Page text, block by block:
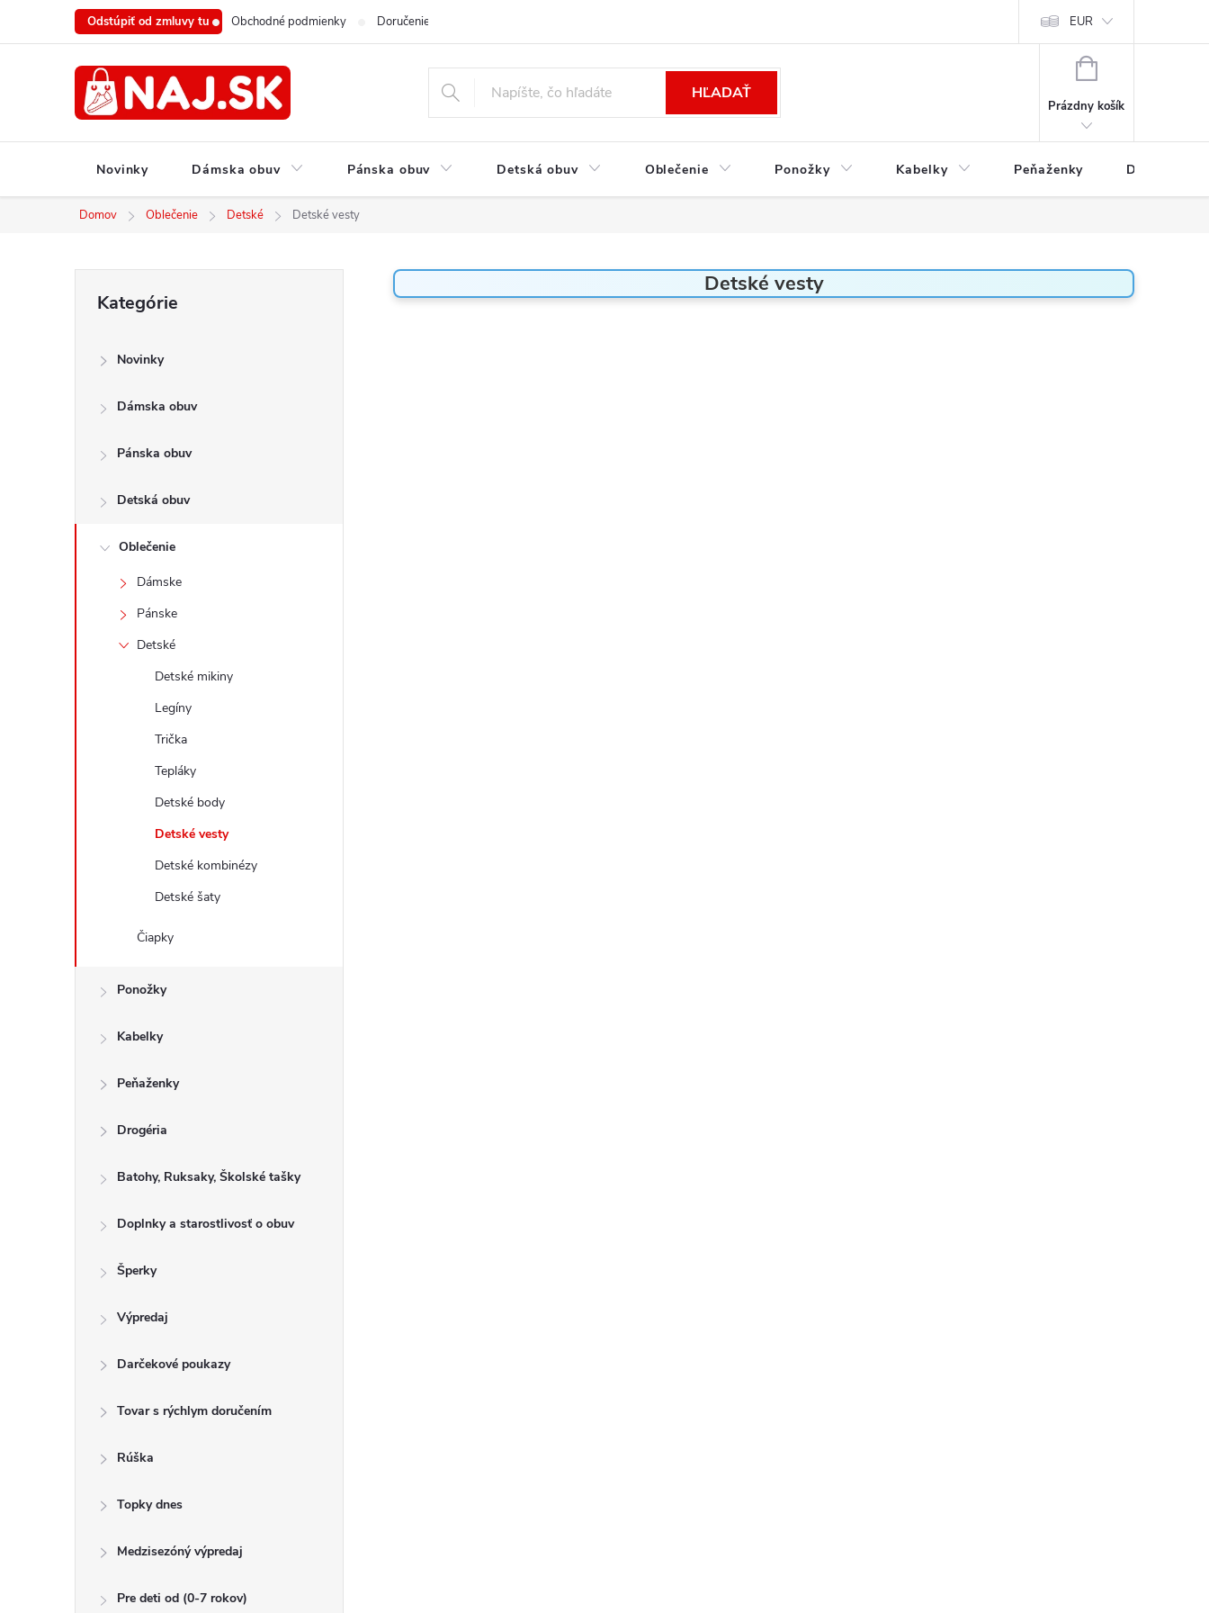
Odstúpiť od zmluvy tu Obchodné podmienky Doručenie a platba Podmienky ochrany osobných údajov
EUR
HĽADAŤ
NÁKUPNÝ
Prázdny košík
Novinky Dámska obuv Pánska obuv Detská obuv Oblečenie Ponožky Kabelky Peňaženky Drogéria
Domov Oblečenie Detské Detské vesty
kategórie
Kategórie
Novinky
Dámska obuv
Pánska obuv
Detská obuv
Oblečenie
Dámske
Pánske
Detské
Detské mikiny
Legíny
Trička
Tepláky
Detské body
Detské vesty
Detské kombinézy
Detské šaty
Čiapky
Ponožky
Kabelky
Peňaženky
Drogéria
Batohy, Ruksaky, Školské tašky
Doplnky a starostlivosť o obuv
Šperky
Výpredaj
Darčekové poukazy
Tovar s rýchlym doručením
Rúška
Topky dnes
Medzisezóný výpredaj
Pre deti od (0-7 rokov)
Detské vesty